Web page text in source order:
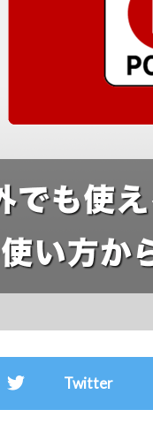
Twitter